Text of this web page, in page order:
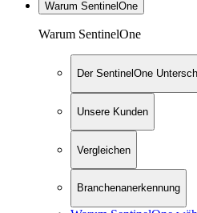
Warum SentinelOne
Warum SentinelOne
Der SentinelOne
Unsere Kunden
Vergleichen
Branchenanerkennung